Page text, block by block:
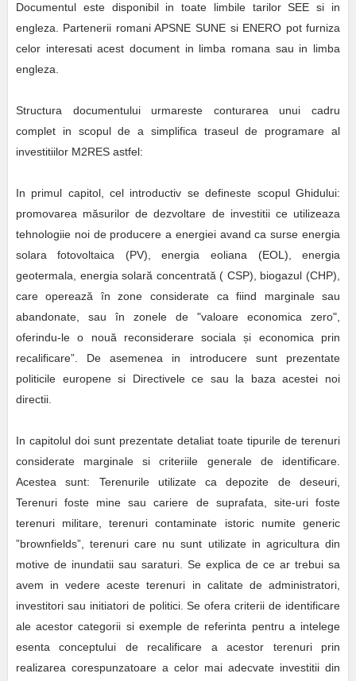
Documentul este disponibil in toate limbile tarilor SEE si in
engleza. Partenerii romani APSNE SUNE si ENERO pot furniza
celor interesati acest document in limba romana sau in limba
engleza.
Structura documentului urmareste conturarea unui cadru
complet in scopul de a simplifica traseul de programare al
investitiilor M2RES astfel:
In primul capitol, cel introductiv se defineste scopul Ghidului:
promovarea măsurilor de dezvoltare de investitii ce utilizeaza
tehnologiie noi de producere a energiei avand ca surse energia
solara fotovoltaica (PV), energia eoliana (EOL), energia
geotermala, energia solară concentrată ( CSP), biogazul (CHP),
care operează în zone considerate ca fiind marginale sau
abandonate, sau în zonele de "valoare economica zero",
oferindu-le o nouă reconsiderare sociala și economica prin
recalificare”. De asemenea in introducere sunt prezentate
politicile europene si Directivele ce sau la baza acestei noi
directii.
In capitolul doi sunt prezentate detaliat toate tipurile de terenuri
considerate marginale si criteriile generale de identificare.
Acestea sunt: Terenurile utilizate ca depozite de deseuri,
Terenuri foste mine sau cariere de suprafata, site-uri foste
terenuri militare, terenuri contaminate istoric numite generic
”brownfields”, terenuri care nu sunt utilizate in agricultura din
motive de inundatii sau saraturi. Se explica de ce ar trebui sa
avem in vedere aceste terenuri in calitate de administratori,
investitori sau initiatori de politici. Se ofera criterii de identificare
ale acestor categorii si exemple de referinta pentru a intelege
esenta conceptului de recalificare a acestor terenuri prin
realizarea corespunzatoare a celor mai adecvate investitii din